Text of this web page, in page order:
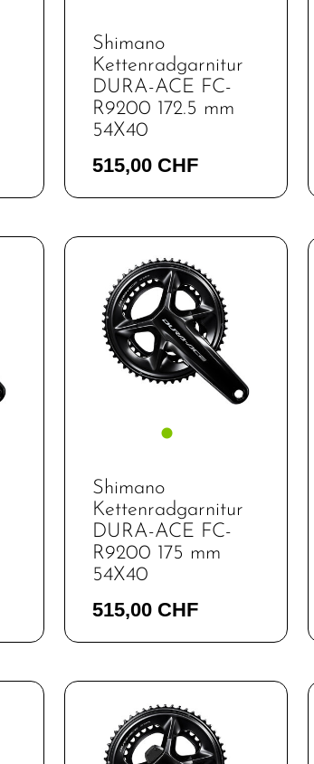
Shimano
Kettenradgarnitur
DURA-ACE FC-
R9200 172.5 mm
54X40
515,00 CHF
Shimano
Kettenradgarnitur
DURA-ACE FC-
R9200 175 mm
54X40
515,00 CHF